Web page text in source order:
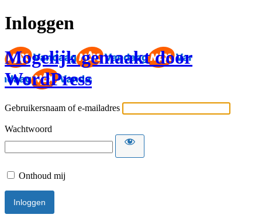
Inloggen
Mogelijk gemaakt door
WordPress
Gebruikersnaam of e-mailadres
Wachtwoord
Onthoud mij